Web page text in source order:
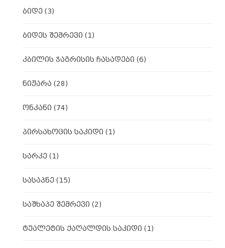
ბიდე (3)
ბიდეს შემრევი (1)
კბილის ჯაგრისის ჩასადები (6)
ნიჟარა (28)
ონკანი (74)
პირსახოცის საკიდი (1)
სარკე (1)
სასაპნე (15)
საშხაპე შემრევი (2)
ტუალეტის ქაღალდის საკიდი (1)